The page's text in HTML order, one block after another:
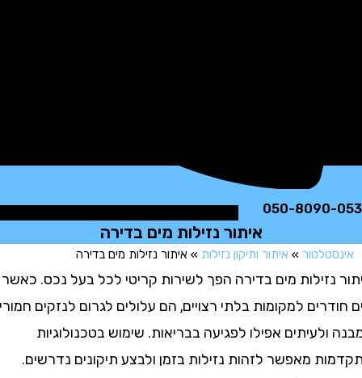
050-
איתור נזילות מים בדירה
»איתור ותיקון נזילות »איתור נזילות מים בדירה
מים בדירה הפך לשירות קריטי לכל בעל נכס. כאשר
למקומות בלתי רצויים, הם עלולים לגרום לנזקים חמורים
אפילו לפגיעה בבריאות. שימוש בטכנולוגיות
מאפשר לזהות נזילות בזמן ולבצע תיקונים נדרשים.